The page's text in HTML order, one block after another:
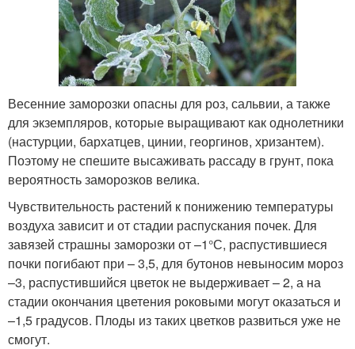
Весенние заморозки опасны для роз, сальвии, а также
для экземпляров, которые выращивают как однолетники
(настурции, бархатцев, цинии, георгинов, хризантем).
Поэтому не спешите высаживать рассаду в грунт, пока
вероятность заморозков велика.
Чувствительность растений к понижению температуры
воздуха зависит и от стадии распускания почек. Для
завязей страшны заморозки от –1°С, распустившиеся
почки погибают при – 3,5, для бутонов невыносим мороз
–3, распустившийся цветок не выдерживает – 2, а на
стадии окончания цветения роковыми могут оказаться и
–1,5 градусов. Плоды из таких цветков развиться уже не
смогут.